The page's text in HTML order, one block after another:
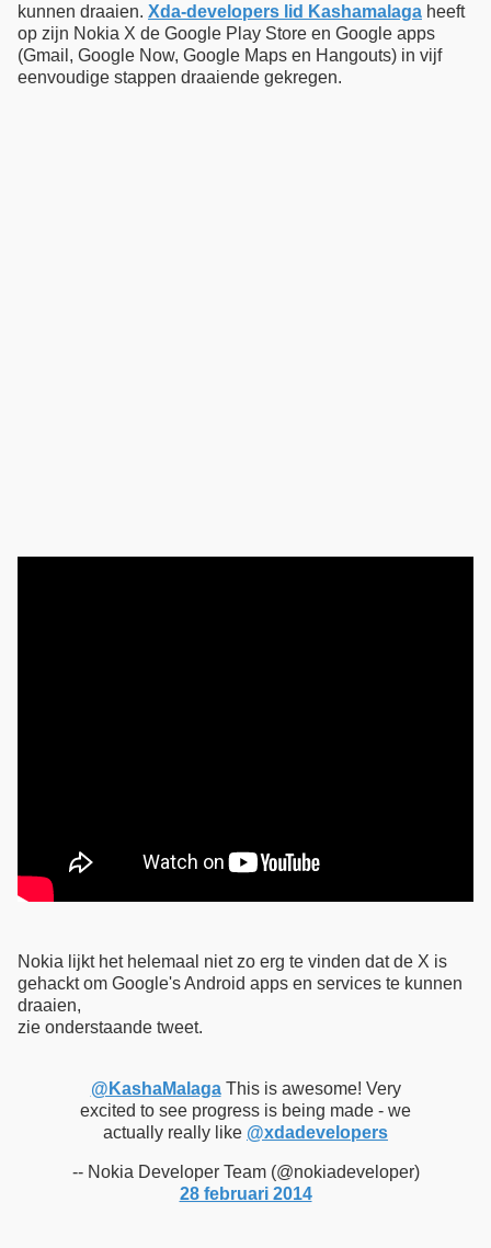
kunnen draaien. Xda-developers lid Kashamalaga heeft
op zijn Nokia X de Google Play Store en Google apps
(Gmail, Google Now, Google Maps en Hangouts) in vijf
eenvoudige stappen draaiende gekregen.
Nokia lijkt het helemaal niet zo erg te vinden dat de X is
gehackt om Google's Android apps en services te kunnen
draaien,
zie onderstaande tweet.
@KashaMalagaThis is awesome! Very
excited to see progress is being made - we
actually really like @xdadevelopers
-- Nokia Developer Team (@nokiadeveloper)
28 februari 2014